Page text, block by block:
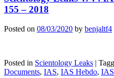
155 – 2018
Posted on 08/03/2020 by benjaltf4
Posted in Scientology Leaks |
Documents, IAS, IAS Hebdo,